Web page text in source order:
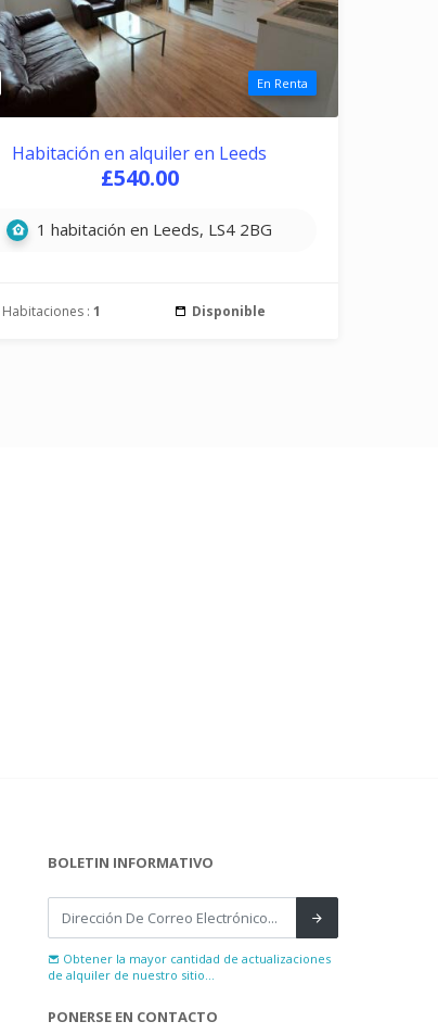
En Renta
Habitación en alquiler en Leeds
£540.00
1 habitación en Leeds, LS4 2BG
Habitaciones : 1 Disponible
BOLETIN INFORMATIVO
Obtener la mayor cantidad de actualizaciones
de alquiler de nuestro sitio...
PONERSE EN CONTACTO